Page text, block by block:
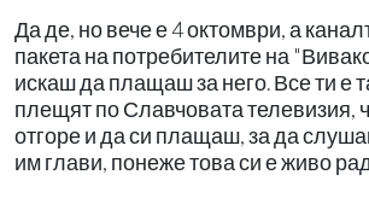
Да де, но вече е 4 октомври, а
пакета на потребителите на
искаш да плащаш за него. Все ти е
плещят по Славчовата телевизия,
отгоре и да си плащаш, за да
им глави, понеже това си е живо